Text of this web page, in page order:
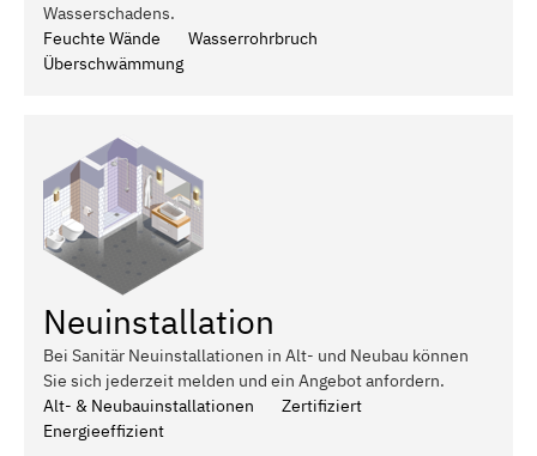
Wasserschadens.
Feuchte Wände
Wasserrohrbruch
Überschwämmung
Neuinstallation
Bei Sanitär Neuinstallationen in Alt- und Neubau können
Sie sich jederzeit melden und ein Angebot anfordern.
Alt- & Neubauinstallationen
Zertifiziert
Energieeffizient